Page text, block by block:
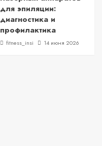
для эпиляции:
диагностика и
профилактика
fitness_insi 14 июня 2026